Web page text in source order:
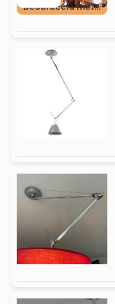
Beoordeeld met 9+